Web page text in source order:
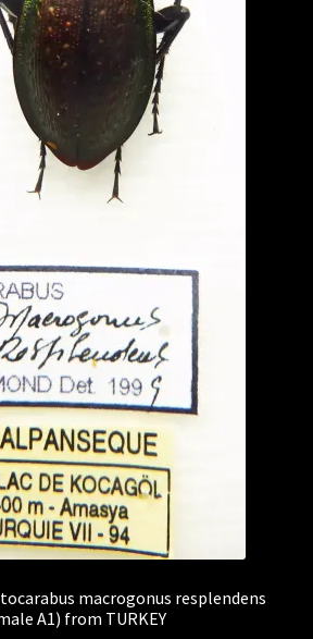
macrogonus resplendens
A1) from TURKEY